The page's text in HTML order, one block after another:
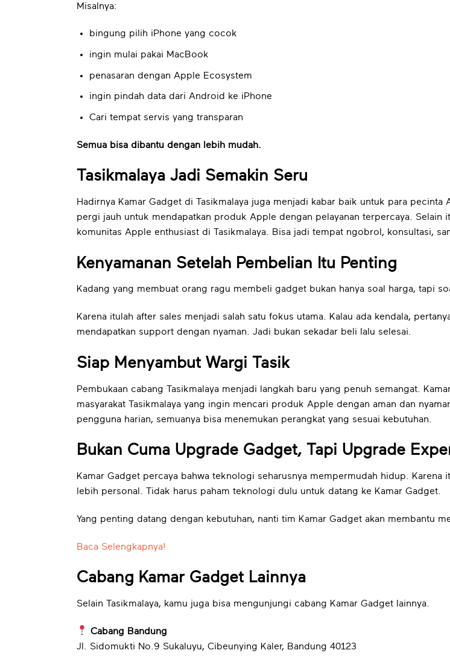
Misalnya:
bingung pilih iPhone yang cocok
ingin mulai pakai MacBook
penasaran dengan Apple Ecosystem
ingin pindah data dari Android ke iPhone
Cari tempat servis yang transparan
Semua bisa dibantu dengan lebih mudah.
Tasikmalaya Jadi Semakin Seru
Hadirnya Kamar Gadget di Tasikmalaya juga menjadi kabar baik untuk para
pergi jauh untuk mendapatkan produk Apple dengan pelayanan terpercaya.
komunitas Apple enthusiast di Tasikmalaya. Bisa jadi tempat ngobrol, konsultasi,
Kenyamanan Setelah Pembelian Itu Penting
Kadang yang membuat orang ragu membeli gadget bukan hanya soal harga, tapi
Karena itulah after sales menjadi salah satu fokus utama. Kalau ada kendala,
mendapatkan support dengan nyaman. Jadi bukan sekadar beli lalu selesai.
Siap Menyambut Wargi Tasik
Pembukaan cabang Tasikmalaya menjadi langkah baru yang penuh semangat.
masyarakat Tasikmalaya yang ingin mencari produk Apple dengan aman dan
pengguna harian, semuanya bisa menemukan perangkat yang sesuai kebutuhan.
Bukan Cuma Upgrade Gadget, Tapi Upgrade
Kamar Gadget percaya bahwa teknologi seharusnya mempermudah hidup.
lebih personal. Tidak harus paham teknologi dulu untuk datang ke Kamar Gadget.
Yang penting datang dengan kebutuhan, nanti tim Kamar Gadget akan membantu
Baca Selengkapnya!
Cabang Kamar Gadget Lainnya
Selain Tasikmalaya, kamu juga bisa mengunjungi cabang Kamar Gadget lainnya.
Cabang Bandung
Jl. Sidomukti No.9 Sukaluyu, Cibeunying Kaler, Bandung 40123